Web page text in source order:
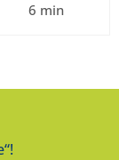
6 min